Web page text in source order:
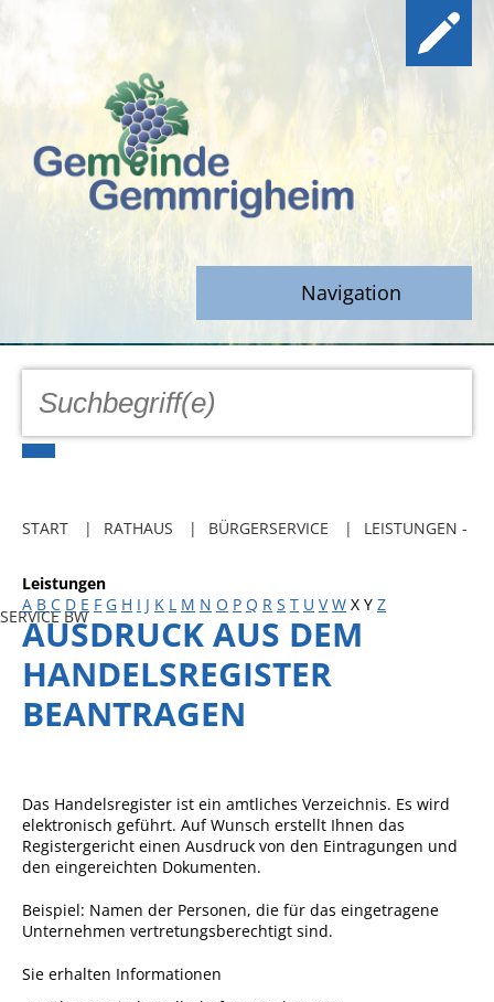
Navigation
GEMEINDE
Freibadkarten
Social Media
Parkraumkonzept
Ladeinfrastruktur
Einrichtungen
Schulkindbetreuung
Grundschule
Mensa
Musikschule
START RATHAUS BÜRGERSERVICE LEISTUNGEN -
SERVICE BW
Leistungen
A B C D E F G H I J K L M N O P Q R S T U V W X Y Z
AUSDRUCK AUS DEM
HANDELSREGISTER
BEANTRAGEN
Das Handelsregister ist ein amtliches Verzeichnis. Es wird
elektronisch geführt. Auf Wunsch erstellt Ihnen das
Registergericht einen Ausdruck von den Eintragungen und
den eingereichten Dokumenten.
Beispiel: Namen der Personen, die für das eingetragene
Unternehmen vertretungsberechtigt sind.
Sie erhalten Informationen